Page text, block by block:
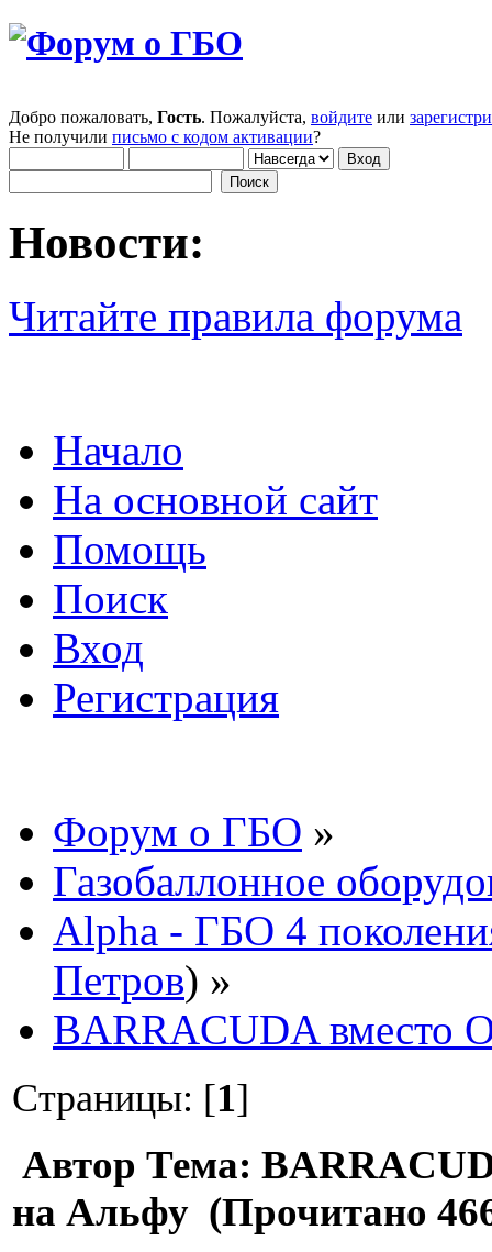
Добро пожаловать, Гость. Пожалуйста, войдите или
Не получили письмо с кодом активации?
Новости:
Читайте правила форума
Начало
На основной сайт
Помощь
Поиск
Вход
Регистрация
Форум о ГБО »
Газобаллонное
Alpha - ГБО 4
Петров) »
BARRACUDA вместо
Страницы: [1]
Автор Тема:
на Альфу (Прочитано